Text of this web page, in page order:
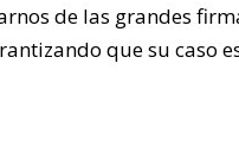
de las grandes
que su caso